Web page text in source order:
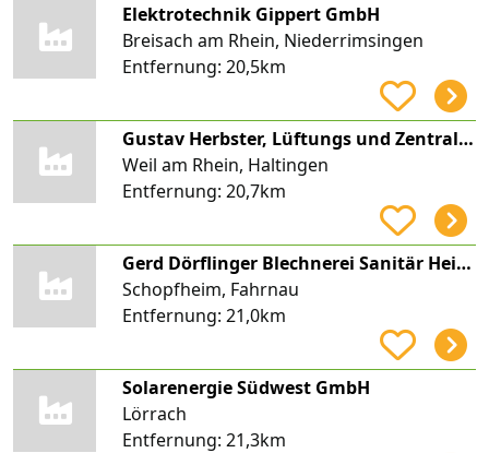
Elektrotechnik Gippert GmbH
Breisach am Rhein, Niederrimsingen
Entfernung: 20,5km
Gustav Herbster, Lüftungs und Zentralheizungsbaumeister
Weil am Rhein, Haltingen
Entfernung: 20,7km
Gerd Dörflinger Blechnerei Sanitär Heizung
Schopfheim, Fahrnau
Entfernung: 21,0km
Solarenergie Südwest GmbH
Lörrach
Entfernung: 21,3km